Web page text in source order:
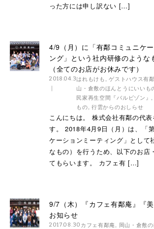
った方には申し訳ない […]
4/9（月）に「有鄰コミュニケ
ング」という社内研修のような
（全てのお店がお休みです）
2018.04.3はれもけも ,ゲストハウス有
山・倉敷のほんとうにいいも
民家再生空間『バルビゾン』
もの ,行雲からのおしらせ
こんにちは。 株式会社有鄰の代
す。 2018年4月9日（月）は、「
ケーションミーティング」として
なもの）を行うため、以下のお店
てもらいます。 カフェ有 […]
9/7（木）『カフェ有鄰庵』『
お知らせ
2017.08.30 カフェ有鄰庵
岡山・倉敷